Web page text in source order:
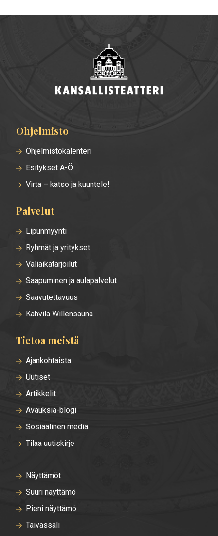
Alatunnisteen
valikko
Ohjelmisto
Ohjelmistokalenteri
Esitykset A-Ö
Virta – katso ja kuuntele!
Palvelut
Lipunmyynti
Ryhmät ja yritykset
Väliaikatarjoilut
Saapuminen ja aulapalvelut
Saavutettavuus
Kahvila Willensauna
Tietoa meistä
Ajankohtaista
Uutiset
Artikkelit
Avauksia-blogi
Sosiaalinen media
Tilaa uutiskirje
Näyttämöt
Suuri näyttämö
Pieni näyttämö
Taivassali